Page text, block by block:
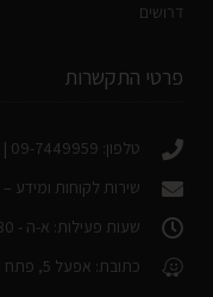
דרושים
פרטי התקשרות
טלפון: 09-7449959 | 3730*
שירות לקוחות ומידע –
שעות פעילות: א-ה - 08:00-17:30
כתובת: אפעל 5, פתח תקווה (חניה חינם ללקוחות)